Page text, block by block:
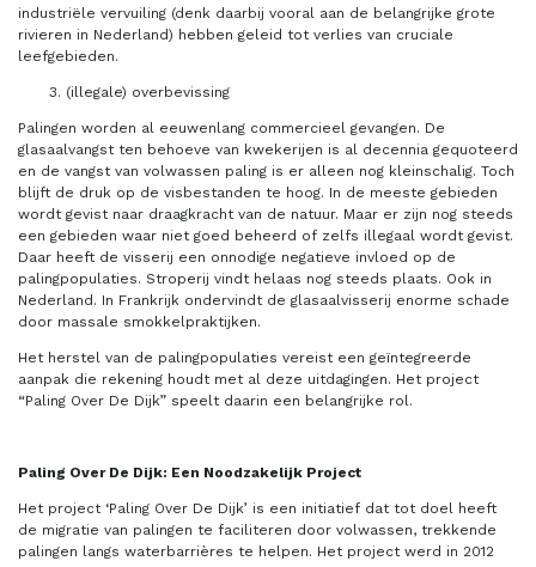
industriële vervuiling (denk daarbij vooral aan de belangrijke grote
rivieren in Nederland) hebben geleid tot verlies van cruciale
leefgebieden.
(illegale) overbevissing
Palingen worden al eeuwenlang commercieel gevangen. De
glasaalvangst ten behoeve van kwekerijen is al decennia gequoteerd
en de vangst van volwassen paling is er alleen nog kleinschalig. Toch
blijft de druk op de visbestanden te hoog. In de meeste gebieden
wordt gevist naar draagkracht van de natuur. Maar er zijn nog steeds
een gebieden waar niet goed beheerd of zelfs illegaal wordt gevist.
Daar heeft de visserij een onnodige negatieve invloed op de
palingpopulaties. Stroperij vindt helaas nog steeds plaats. Ook in
Nederland. In Frankrijk ondervindt de glasaalvisserij enorme schade
door massale smokkelpraktijken.
Het herstel van de palingpopulaties vereist een geïntegreerde
aanpak die rekening houdt met al deze uitdagingen. Het project
“Paling Over De Dijk” speelt daarin een belangrijke rol.
Paling Over De Dijk: Een Noodzakelijk Project
Het project ‘Paling Over De Dijk’ is een initiatief dat tot doel heeft
de migratie van palingen te faciliteren door volwassen, trekkende
palingen langs waterbarrières te helpen. Het project werd in 2012